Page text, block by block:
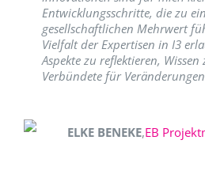
Entwicklungsschritte, die zu
gesellschaftlichen Mehrwert
Vielfalt der Expertisen in I3
Aspekte zu reflektieren,
Verbündete für
ELKE BENEKE,EB